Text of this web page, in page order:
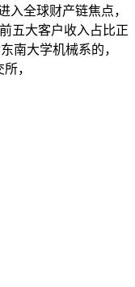
入全球财产链焦点，
五大客户收入占比正
南大学机械系的，
，